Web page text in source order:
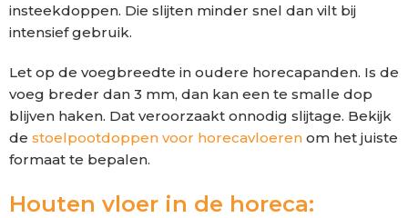
insteekdoppen. Die slijten minder snel dan vilt bij
intensief gebruik.
Let op de voegbreedte in oudere horecapanden. Is de
voeg breder dan 3 mm, dan kan een te smalle dop
blijven haken. Dat veroorzaakt onnodig slijtage. Bekijk
de stoelpootdoppen voor horecavloeren om het juiste
formaat te bepalen.
Houten vloer in de horeca: